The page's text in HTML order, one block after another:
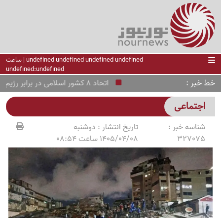
undefined undefined undefined undefined | ساعت
undefined:undefined
خط خبر اتحاد 8 کشور اسلامی در برابر رژیم صهیونیستی؛ فراخوان فوری به شورای امنیت
اجتماعی
شناسه خبر :
327075
تاریخ انتشار : دوشنبه
1405/04/08 ساعت 08:54